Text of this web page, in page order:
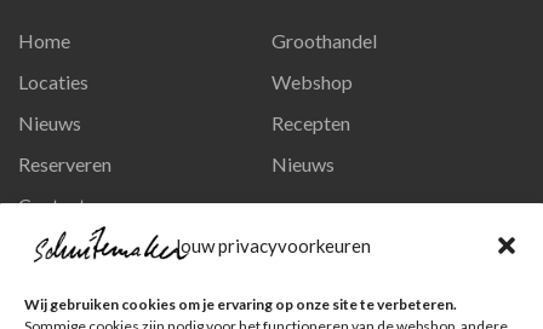
Jouw privacyvoorkeuren
Wij gebruiken cookies om je ervaring op onze site te verbeteren.
Home
Locaties
Nieuws
Reserveren
Contact
Privacy en persoonsgegevens
Groothandel
Webshop
Recepten
Nieuws
Ga naar onze pagina